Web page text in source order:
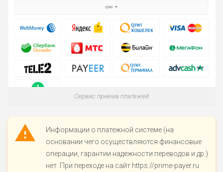
БЮДЖЕТ: НИЗКИЙ
ОБЗОР
ВСЕМ
РИСКИ: НИЗКИЕ
БЮДЖЕТ: НИЗКИЙ
ОБЗОР
ПОДОЙДЕТ
ВСЕМ
РИСКИ: НИЗКИЕ
ДОХОД: СРЕДНИЙ
Сервис приема платежей
Информации о платежной системе (на
основании чего осуществляются финансовые
операции, гарантии надежности переводов и др.)
нет. При переходе на сайт https://prime-payer.ru